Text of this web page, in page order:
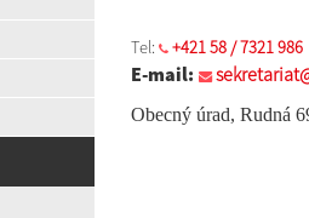
Tel: +421 58 / 7321 986
E-mail:
Obecný úrad, Rudná